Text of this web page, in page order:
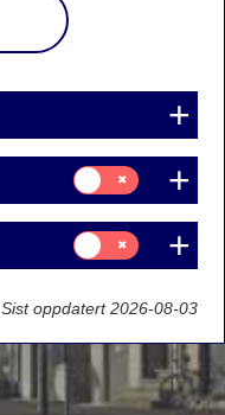
Samtykke
til:
Statistikk
Samtykke
til:
Markedsføring
Sist oppdatert 2026-08-03